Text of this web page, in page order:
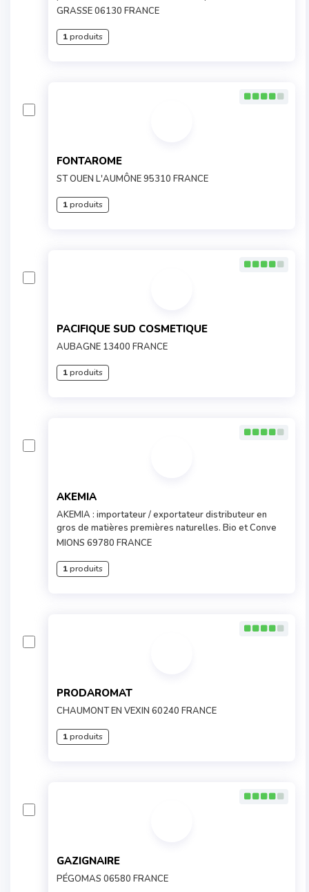
GRASSE 06130 FRANCE
1produits
FONTAROME
ST OUEN L'AUMÔNE 95310 FRANCE
1produits
PACIFIQUE SUD COSMETIQUE
AUBAGNE 13400 FRANCE
1produits
AKEMIA
AKEMIA : importateur / exportateur distributeur en
gros de matières premières naturelles. Bio et Conve
MIONS 69780 FRANCE
1produits
PRODAROMAT
CHAUMONT EN VEXIN 60240 FRANCE
1produits
GAZIGNAIRE
PÉGOMAS 06580 FRANCE